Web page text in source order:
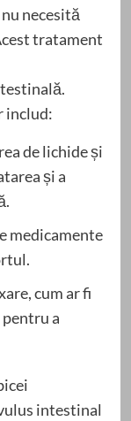
necesită
tratament
includ:
de lichide și
și a
medicamente
cum ar fi
a
intestinal